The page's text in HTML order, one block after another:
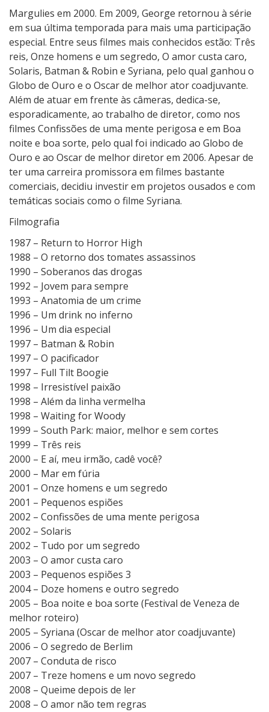
Margulies em 2000. Em 2009, George retornou à série
em sua última temporada para mais uma participação
especial. Entre seus filmes mais conhecidos estão: Três
reis, Onze homens e um segredo, O amor custa caro,
Solaris, Batman & Robin e Syriana, pelo qual ganhou o
Globo de Ouro e o Oscar de melhor ator coadjuvante.
Além de atuar em frente às câmeras, dedica-se,
esporadicamente, ao trabalho de diretor, como nos
filmes Confissões de uma mente perigosa e em Boa
noite e boa sorte, pelo qual foi indicado ao Globo de
Ouro e ao Oscar de melhor diretor em 2006. Apesar de
ter uma carreira promissora em filmes bastante
comerciais, decidiu investir em projetos ousados e com
temáticas sociais como o filme Syriana.
Filmografia
1987 – Return to Horror High
1988 – O retorno dos tomates assassinos
1990 – Soberanos das drogas
1992 – Jovem para sempre
1993 – Anatomia de um crime
1996 – Um drink no inferno
1996 – Um dia especial
1997 – Batman & Robin
1997 – O pacificador
1997 – Full Tilt Boogie
1998 – Irresistível paixão
1998 – Além da linha vermelha
1998 – Waiting for Woody
1999 – South Park: maior, melhor e sem cortes
1999 – Três reis
2000 – E aí, meu irmão, cadê você?
2000 – Mar em fúria
2001 – Onze homens e um segredo
2001 – Pequenos espiões
2002 – Confissões de uma mente perigosa
2002 – Solaris
2002 – Tudo por um segredo
2003 – O amor custa caro
2003 – Pequenos espiões 3
2004 – Doze homens e outro segredo
2005 – Boa noite e boa sorte (Festival de Veneza de
melhor roteiro)
2005 – Syriana (Oscar de melhor ator coadjuvante)
2006 – O segredo de Berlim
2007 – Conduta de risco
2007 – Treze homens e um novo segredo
2008 – Queime depois de ler
2008 – O amor não tem regras